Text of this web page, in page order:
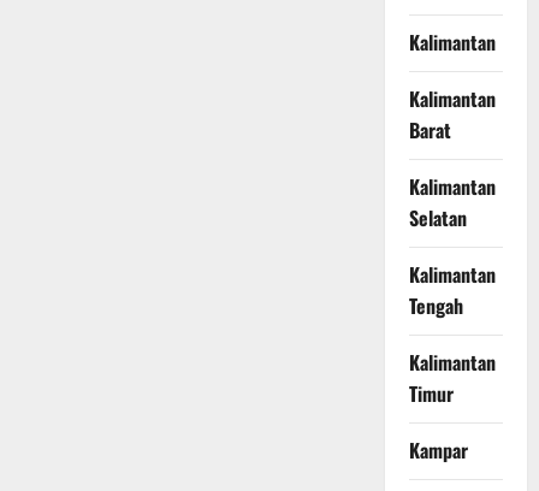
Kalimantan
Kalimantan
Barat
Kalimantan
Selatan
Kalimantan
Tengah
Kalimantan
Timur
Kampar